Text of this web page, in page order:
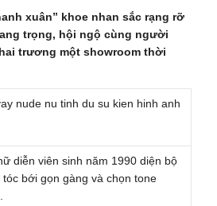
xuân” khoe nhan sắc rạng rỡ
trọng, hội ngộ cùng người
trương một showroom thời
diễn viên sinh năm 1990 diện bộ
bới gọn gàng và chọn tone